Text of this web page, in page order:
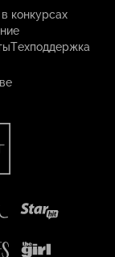
конкурсах
Техподдержка